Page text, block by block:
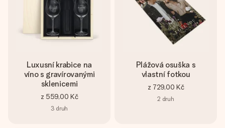
Luxusní krabice na
víno s gravírovanými
sklenicemi
z 559,00 Kč
3 druh
Plážová osuška s
vlastní fotkou
z 729,00 Kč
2 druh